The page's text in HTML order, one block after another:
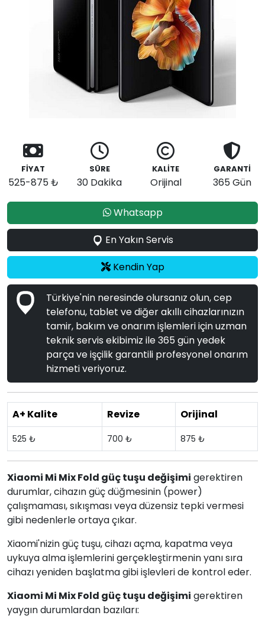
FİYAT
525-875 ₺
SÜRE
30 Dakika
KALİTE
Orijinal
GARANTİ
365 Gün
Whatsapp
En Yakın Servis
Kendin Yap
Türkiye'nin neresinde olursanız olun, cep
telefonu, tablet ve diğer akıllı cihazlarınızın
tamir, bakım ve onarım işlemleri için uzman
teknik servis ekibimiz ile 365 gün yedek
parça ve işçilik garantili profesyonel onarım
hizmeti veriyoruz.
A+ Kalite Revize Orijinal
525 ₺ 700 ₺ 875 ₺
Xiaomi Mi Mix Fold güç tuşu değişimi gerektiren
durumlar, cihazın güç düğmesinin (power)
çalışmaması, sıkışması veya düzensiz tepki vermesi
gibi nedenlerle ortaya çıkar.
Xiaomi'nizin güç tuşu, cihazı açma, kapatma veya
uykuya alma işlemlerini gerçekleştirmenin yanı sıra
cihazı yeniden başlatma gibi işlevleri de kontrol eder.
Xiaomi Mi Mix Fold güç tuşu değişimi gerektiren
yaygın durumlardan bazıları: